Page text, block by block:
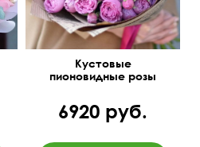
Кустовые
пионовидные розы
6920 руб.